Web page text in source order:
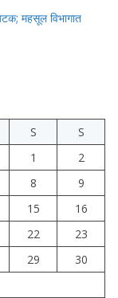
महसूल विभागात
S
S
1
2
8
9
15
16
22
23
29
30